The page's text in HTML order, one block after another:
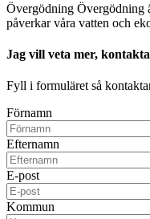
Övergödning Övergödning
påverkar våra vatten och
Jag vill veta mer,
Fyll i formuläret så
Förnamn
Efternamn
E-post
Kommun